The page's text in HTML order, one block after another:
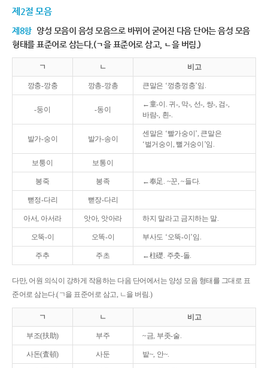
제2절 모음
제8항 양성 모음이 음성 모음으로 바뀌어 굳어진 다음 단어는 음성 모음
형태를 표준어로 삼는다.(ㄱ을 표준어로 삼고, ㄴ을 버림.)
ㄱ ㄴ 비고
깡충-깡충 깡총-깡총 큰말은 ‘껑충껑충’임.
-둥이 -동이
←童-이. 귀-, 막-, 선-, 쌍-, 검-,
바람-, 흰-.
발가-숭이 발가-송이
센말은 ‘빨가숭이’, 큰말은
‘벌거숭이, 뻘거숭이’임.
보퉁이 보통이
봉죽 봉족 ←奉足. ~꾼, ~들다.
뻗정-다리 뻗장-다리
아서, 아서라 앗아, 앗아라 하지 말라고 금지하는 말.
오뚝-이 오똑-이 부사도 ‘오뚝-이’임.
주추 주초 ←柱礎. 주춧-돌.
다만, 어원 의식이 강하게 작용하는 다음 단어에서는 양성 모음 형태를 그대로 표
준어로 삼는다.(ㄱ을 표준어로 삼고, ㄴ을 버림.)
ㄱ ㄴ 비고
부조(扶助) 부주 ~금, 부좃-술.
사돈(査頓) 사둔 밭~, 안~.